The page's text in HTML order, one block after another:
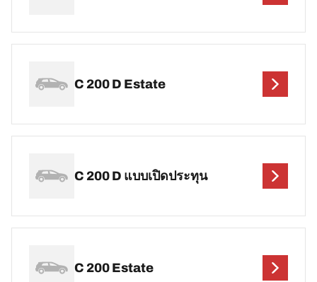
C 200 D Estate
C 200 D แบบเปิดประทุน
C 200 Estate